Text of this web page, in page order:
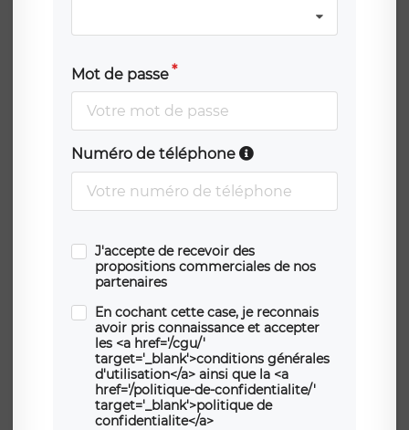
Mot de passe
Numéro de téléphone
J'accepte de recevoir des
propositions commerciales de nos
partenaires
En cochant cette case, je reconnais
avoir pris connaissance et accepter
les <a href='/cgu/'
target='_blank'>conditions générales
d'utilisation</a> ainsi que la <a
href='/politique-de-confidentialite/'
target='_blank'>politique de
confidentialite</a>